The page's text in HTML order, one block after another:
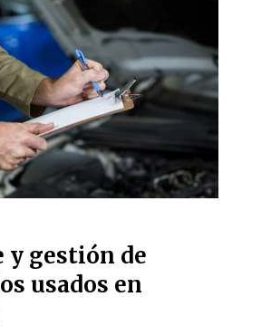
y gestión de
usados en